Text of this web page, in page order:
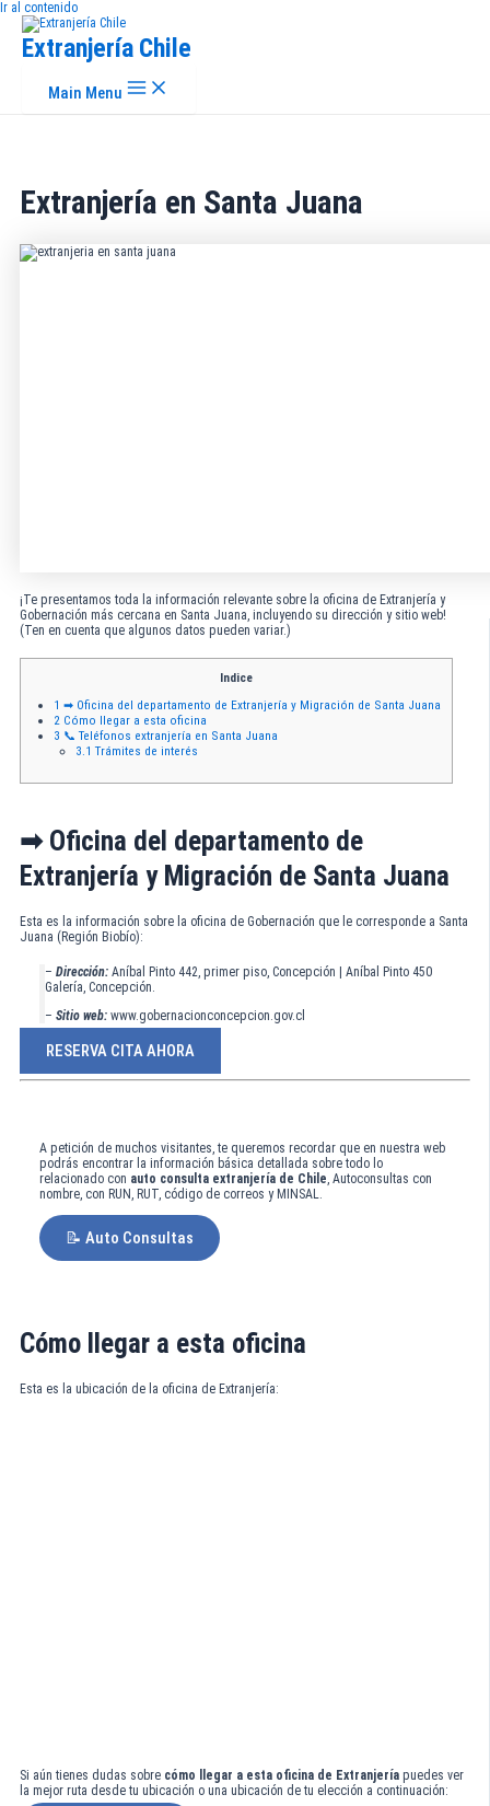
Ir al contenido
Extranjería Chile
Main Menu
Extranjería en Santa Juana
¡Te presentamos toda la información relevante sobre la oficina de Extranjería y
Gobernación más cercana en Santa Juana, incluyendo su dirección y sitio web!
(Ten en cuenta que algunos datos pueden variar.)
Indice
1 ➡ Oficina del departamento de Extranjería y Migración de Santa Juana
2 Cómo llegar a esta oficina
3 📞 Teléfonos extranjería en Santa Juana
3.1 Trámites de interés
➡ Oficina del departamento de
Extranjería y Migración de Santa Juana
Esta es la información sobre la oficina de Gobernación que le corresponde a Santa
Juana (Región Biobío):
–Dirección:Aníbal Pinto 442, primer piso, Concepción | Aníbal Pinto 450
Galería, Concepción.
–Sitio web:www.gobernacionconcepcion.gov.cl
RESERVA CITA AHORA
A petición de muchos visitantes, te queremos recordar que en nuestra web
podrás encontrar la información básica detallada sobre todo lo
relacionado con auto consulta extranjería de Chile , Autoconsultas con
nombre, con RUN, RUT, código de correos y MINSAL.
📝 Auto Consultas
Cómo llegar a esta oficina
Esta es la ubicación de la oficina de Extranjería:
Si aún tienes dudas sobre cómo llegar a esta oficina de Extranjería puedes ver
la mejor ruta desde tu ubicación o una ubicación de tu elección a continuación: